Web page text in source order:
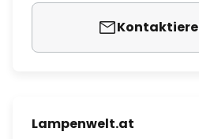
Lampenwelt.at